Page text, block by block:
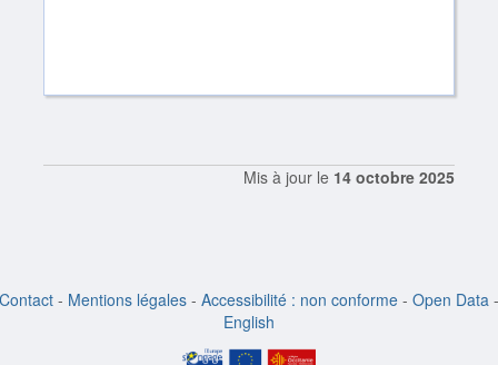
Mis à jour le 14 octobre 2025
Contact - Mentions légales - Accessibilité : non conforme - Open Data -
English